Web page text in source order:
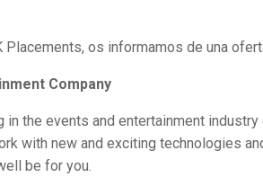
Placements, os informamos de una
Company
in the events and entertainment
with new and exciting technologies
be for you.